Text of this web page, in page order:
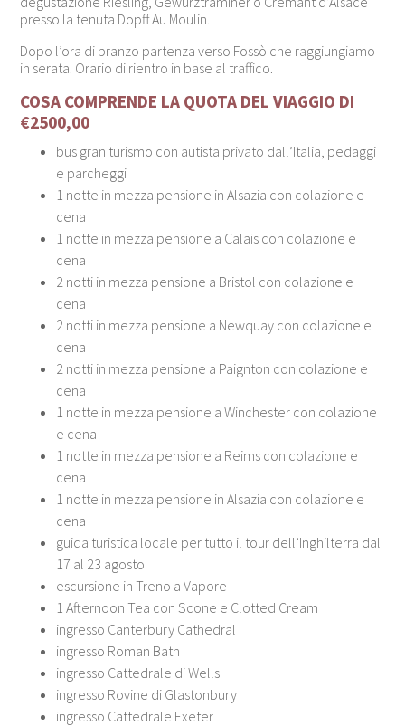
presso la tenuta Dopff Au Moulin.
Dopo l’ora di pranzo partenza verso Fossò che raggiungiamo
in serata. Orario di rientro in base al traffico.
COSA COMPRENDE LA QUOTA DEL VIAGGIO DI
€2500,00
bus gran turismo con autista privato dall’Italia, pedaggi
e parcheggi
1 notte in mezza pensione in Alsazia con colazione e
cena
1 notte in mezza pensione a Calais con colazione e
cena
2 notti in mezza pensione a Bristol con colazione e
cena
2 notti in mezza pensione a Newquay con colazione e
cena
2 notti in mezza pensione a Paignton con colazione e
cena
1 notte in mezza pensione a Winchester con colazione
e cena
1 notte in mezza pensione a Reims con colazione e
cena
1 notte in mezza pensione in Alsazia con colazione e
cena
guida turistica locale per tutto il tour dell’Inghilterra dal
17 al 23 agosto
escursione in Treno a Vapore
1 Afternoon Tea con Scone e Clotted Cream
ingresso Canterbury Cathedral
ingresso Roman Bath
ingresso Cattedrale di Wells
ingresso Rovine di Glastonbury
ingresso Cattedrale Exeter